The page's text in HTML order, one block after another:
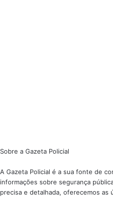
Sobre a Gazeta Policial
A Gazeta Policial é a sua fonte de
informações sobre segurança
precisa e detalhada, oferecemos as